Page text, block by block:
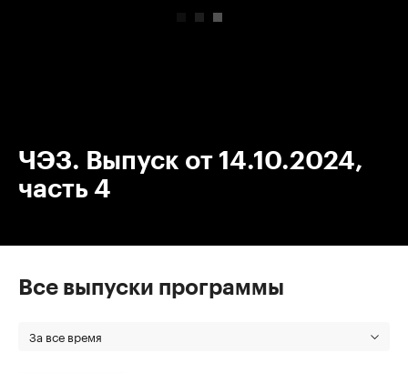
ЧЭЗ. Выпуск от 14.10.2024,
часть 4
Все выпуски программы
За все время